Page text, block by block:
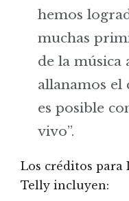
hemos
muchas
de la música
allanamos el
es posible
vivo”.
Los créditos para
Telly incluyen: